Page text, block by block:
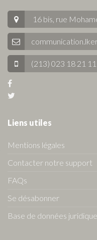
16 bis, rue
(213) 023 18 21 11
Liens utiles
Mentions légales
Contacter notre support
FAQs
Se désabonner
Base de données juridique